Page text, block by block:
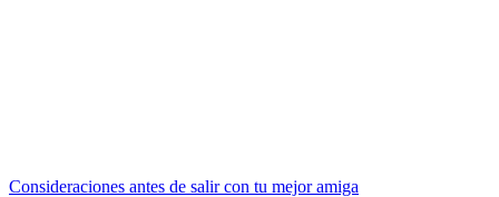
Consideraciones antes de salir con tu mejor amiga